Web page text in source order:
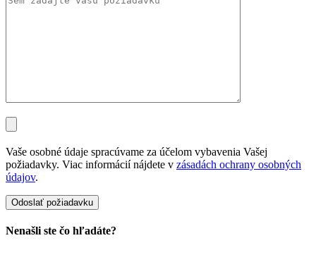
Vaše osobné údaje spracúvame za účelom vybavenia Vašej
požiadavky. Viac informácií nájdete v zásadách ochrany osobných
údajov.
Nenašli ste čo hľadáte?